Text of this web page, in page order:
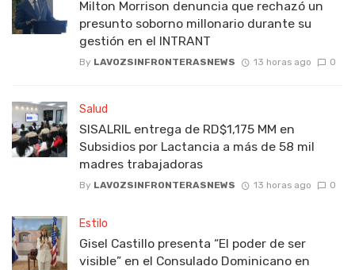
Milton Morrison denuncia que rechazó un
presunto soborno millonario durante su
gestión en el INTRANT
By LAVOZSINFRONTERASNEWS 13 horas ago 0
Salud
SISALRIL entrega de RD$1,175 MM en
Subsidios por Lactancia a más de 58 mil
madres trabajadoras
By LAVOZSINFRONTERASNEWS 13 horas ago 0
Estilo
Gisel Castillo presenta “El poder de ser
visible” en el Consulado Dominicano en